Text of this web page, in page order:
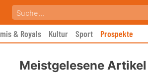
& Royals Kultur Sport Prospekte
Meistgelesene Artikel